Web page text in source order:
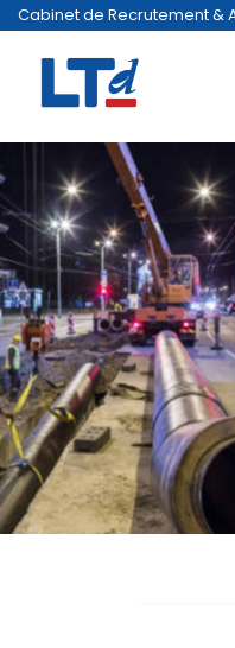
Cabinet de Recrutement &